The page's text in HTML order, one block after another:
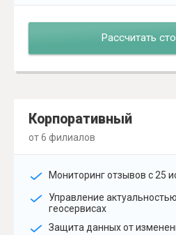
Рассчитать
Корпоративный
от 6 филиалов
Мониторинг отзывов с 25
Управление
геосервисах
Защита данных от